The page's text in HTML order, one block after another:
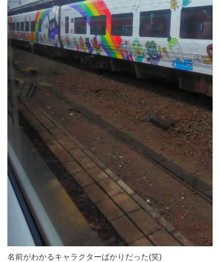
名前がわかるキャラクターばかりだった(笑)